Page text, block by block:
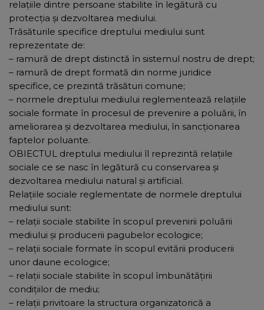
relaţiile dintre persoane stabilite în legătură cu
protecţia şi dezvoltarea mediului.
Trăsăturile specifice dreptului mediului sunt
reprezentate de:
– ramură de drept distinctă în sistemul nostru de drept;
– ramură de drept formată din norme juridice
specifice, ce prezintă trăsături comune;
– normele dreptului mediului reglementează relaţiile
sociale formate în procesul de prevenire a poluării, în
ameliorarea şi dezvoltarea mediului, în sancţionarea
faptelor poluante.
OBIECTUL dreptului mediului îl reprezintă relaţiile
sociale ce se nasc în legătură cu conservarea şi
dezvoltarea mediului natural şi artificial.
Relaţiile sociale reglementate de normele dreptului
mediului sunt:
– relaţii sociale stabilite în scopul prevenirii poluării
mediului şi producerii pagubelor ecologice;
– relaţii sociale formate în scopul evitării producerii
unor daune ecologice;
– relaţii sociale stabilite în scopul îmbunătăţirii
condiţiilor de mediu;
– relaţii privitoare la structura organizatorică a